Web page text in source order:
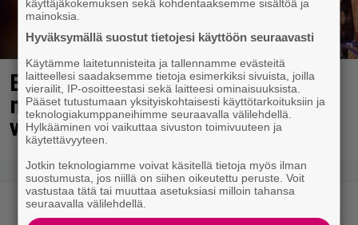
Eurojackpotissa poksahti 32,7
miljoonaa, ja tänne Suomen isoin
voitto meni
käyttäjäkokemuksen sekä kohdentaaksemme sisältöä ja
mainoksia.
Hyväksymällä suostut tietojesi käyttöön seuraavasti
Käytämme laitetunnisteita ja tallennamme evästeitä
laitteellesi saadaksemme tietoja esimerkiksi sivuista, joilla
vierailit, IP-osoitteestasi sekä laitteesi ominaisuuksista.
Pääset tutustumaan yksityiskohtaisesti käyttötarkoituksiin ja
teknologiakumppaneihimme seuraavalla välilehdellä.
Hylkääminen voi vaikuttaa sivuston toimivuuteen ja
käytettävyyteen.
Jotkin teknologiamme voivat käsitellä tietoja myös ilman
suostumusta, jos niillä on siihen oikeutettu peruste. Voit
vastustaa tätä tai muuttaa asetuksiasi milloin tahansa
seuraavalla välilehdellä.